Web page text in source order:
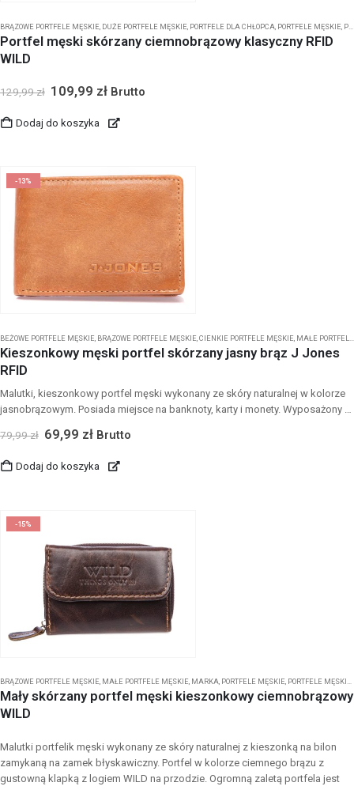
BRĄZOWE PORTFELE MĘSKIE DUŻE PORTFELE MĘSKIE PORTFELE DLA CHŁOPCA PORTFELE MĘSKIE PORTFELE MĘSKIE BEZ ZAPIĘCIA
Portfel męski skórzany ciemnobrązowy klasyczny RFID
WILD
129,99zł 109,99 zł Brutto
Dodaj do koszyka
-13%
BEŻOWE PORTFELE MĘSKIE BRĄZOWE PORTFELE MĘSKIE CIENKIE PORTFELE MĘSKIE MAŁE PORTFELE MĘSKIE
Kieszonkowy męski portfel skórzany jasny brąz J Jones
RFID
Malutki, kieszonkowy portfel męski wykonany ze skóry naturalnej w kolorze
jasnobrązowym. Posiada miejsce na banknoty, karty i monety. Wyposażony w
79,99zł 69,99 zł Brutto
Dodaj do koszyka
-15%
BRĄZOWE PORTFELE MĘSKIE MAŁE PORTFELE MĘSKIE MARKA PORTFELE MĘSKIE PORTFELE MĘSKIE BIFOLD
Mały skórzany portfel męski kieszonkowy ciemnobrązowy
WILD
Malutki portfelik męski wykonany ze skóry naturalnej z kieszonką na bilon
zamykaną na zamek błyskawiczny. Portfel w kolorze ciemnego brązu z
gustowną klapką z logiem WILD na przodzie. Ogromną zaletą portfela jest